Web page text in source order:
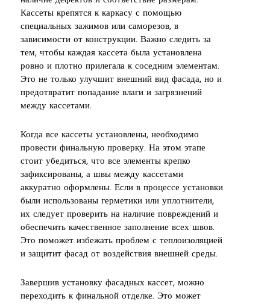
Кассеты крепятся к каркасу с помощью
специальных зажимов или саморезов, в
зависимости от конструкции. Важно следить за
тем, чтобы каждая кассета была установлена
ровно и плотно прилегала к соседним элементам.
Это не только улучшит внешний вид фасада, но и
предотвратит попадание влаги и загрязнений
между кассетами.
Когда все кассеты установлены, необходимо
провести финальную проверку. На этом этапе
стоит убедиться, что все элементы крепко
зафиксированы, а швы между кассетами
аккуратно оформлены. Если в процессе установки
были использованы герметики или уплотнители,
их следует проверить на наличие повреждений и
обеспечить качественное заполнение всех швов.
Это поможет избежать проблем с теплоизоляцией
и защитит фасад от воздействия внешней среды.
Завершив установку фасадных кассет, можно
переходить к финальной отделке. Это может